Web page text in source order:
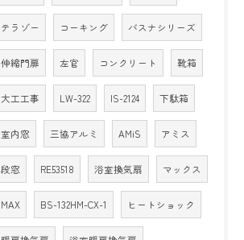
テラゾー コーキング バスナシリーズ
伸縮門扉 左官 コンクリート 靴箱
大工工事 LW-322 IS-2124 下駄箱
室内窓 三協アルミ AMiS アミス
段窓 RE53518 浴室換気扇 マックス
MAX BS-132HM-CX-1 ヒートショック